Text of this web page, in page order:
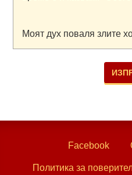
Facebook
Политика за